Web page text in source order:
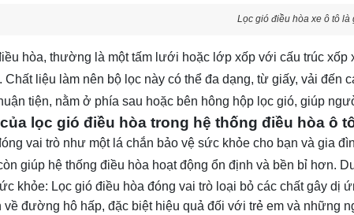
Lọc gió điều hòa xe ô tô là
hòa, thường là một tấm lưới hoặc lớp xốp với cấu trúc xốp
Chất liệu làm nên bộ lọc này có thể đa dạng, từ giấy, vải
tiện, nằm ở phía sau hoặc bên hông hộp lọc gió, giúp
lọc gió điều hòa trong hệ thống điều hòa ô
vai trò như một lá chắn bảo vệ sức khỏe cho bạn và gia
giúp hệ thống điều hòa hoạt động ổn định và bền bỉ hơn.
khỏe: Lọc gió điều hòa đóng vai trò loại bỏ các chất gây dị
về đường hô hấp, đặc biệt hiệu quả đối với trẻ em và những